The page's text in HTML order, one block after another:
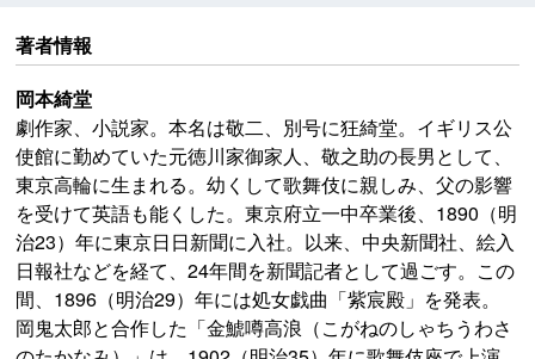
著者情報
岡本綺堂
劇作家、小説家。本名は敬二、別号に狂綺堂。イギリス公
使館に勤めていた元徳川家御家人、敬之助の長男として、
東京高輪に生まれる。幼くして歌舞伎に親しみ、父の影響
を受けて英語も能くした。東京府立一中卒業後、1890（明
治23）年に東京日日新聞に入社。以来、中央新聞社、絵入
日報社などを経て、24年間を新聞記者として過ごす。この
間、1896（明治29）年には処女戯曲「紫宸殿」を発表。
岡鬼太郎と合作した「金鯱噂高浪（こがねのしゃちうわさ